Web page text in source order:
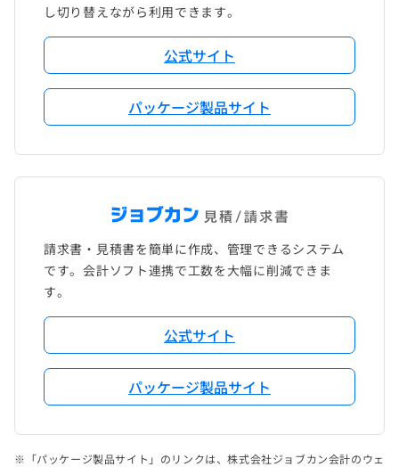
し切り替えながら利用できます。
公式サイト
パッケージ製品サイト
請求書・見積書を簡単に作成、管理できるシステム
です。会計ソフト連携で工数を大幅に削減できま
す。
公式サイト
パッケージ製品サイト
※「パッケージ製品サイト」のリンクは、株式会社ジョブカン会計のウェ